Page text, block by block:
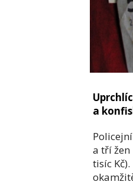
a
a tří
tisíc